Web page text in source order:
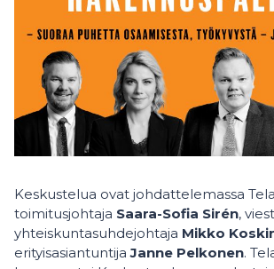
Keskustelua ovat johdattelemassa
toimitusjohtaja Saara-Sofia Sirén,
yhteiskuntasuhdejohtaja Mikko
erityisasiantuntijaJanne Pelkonen.